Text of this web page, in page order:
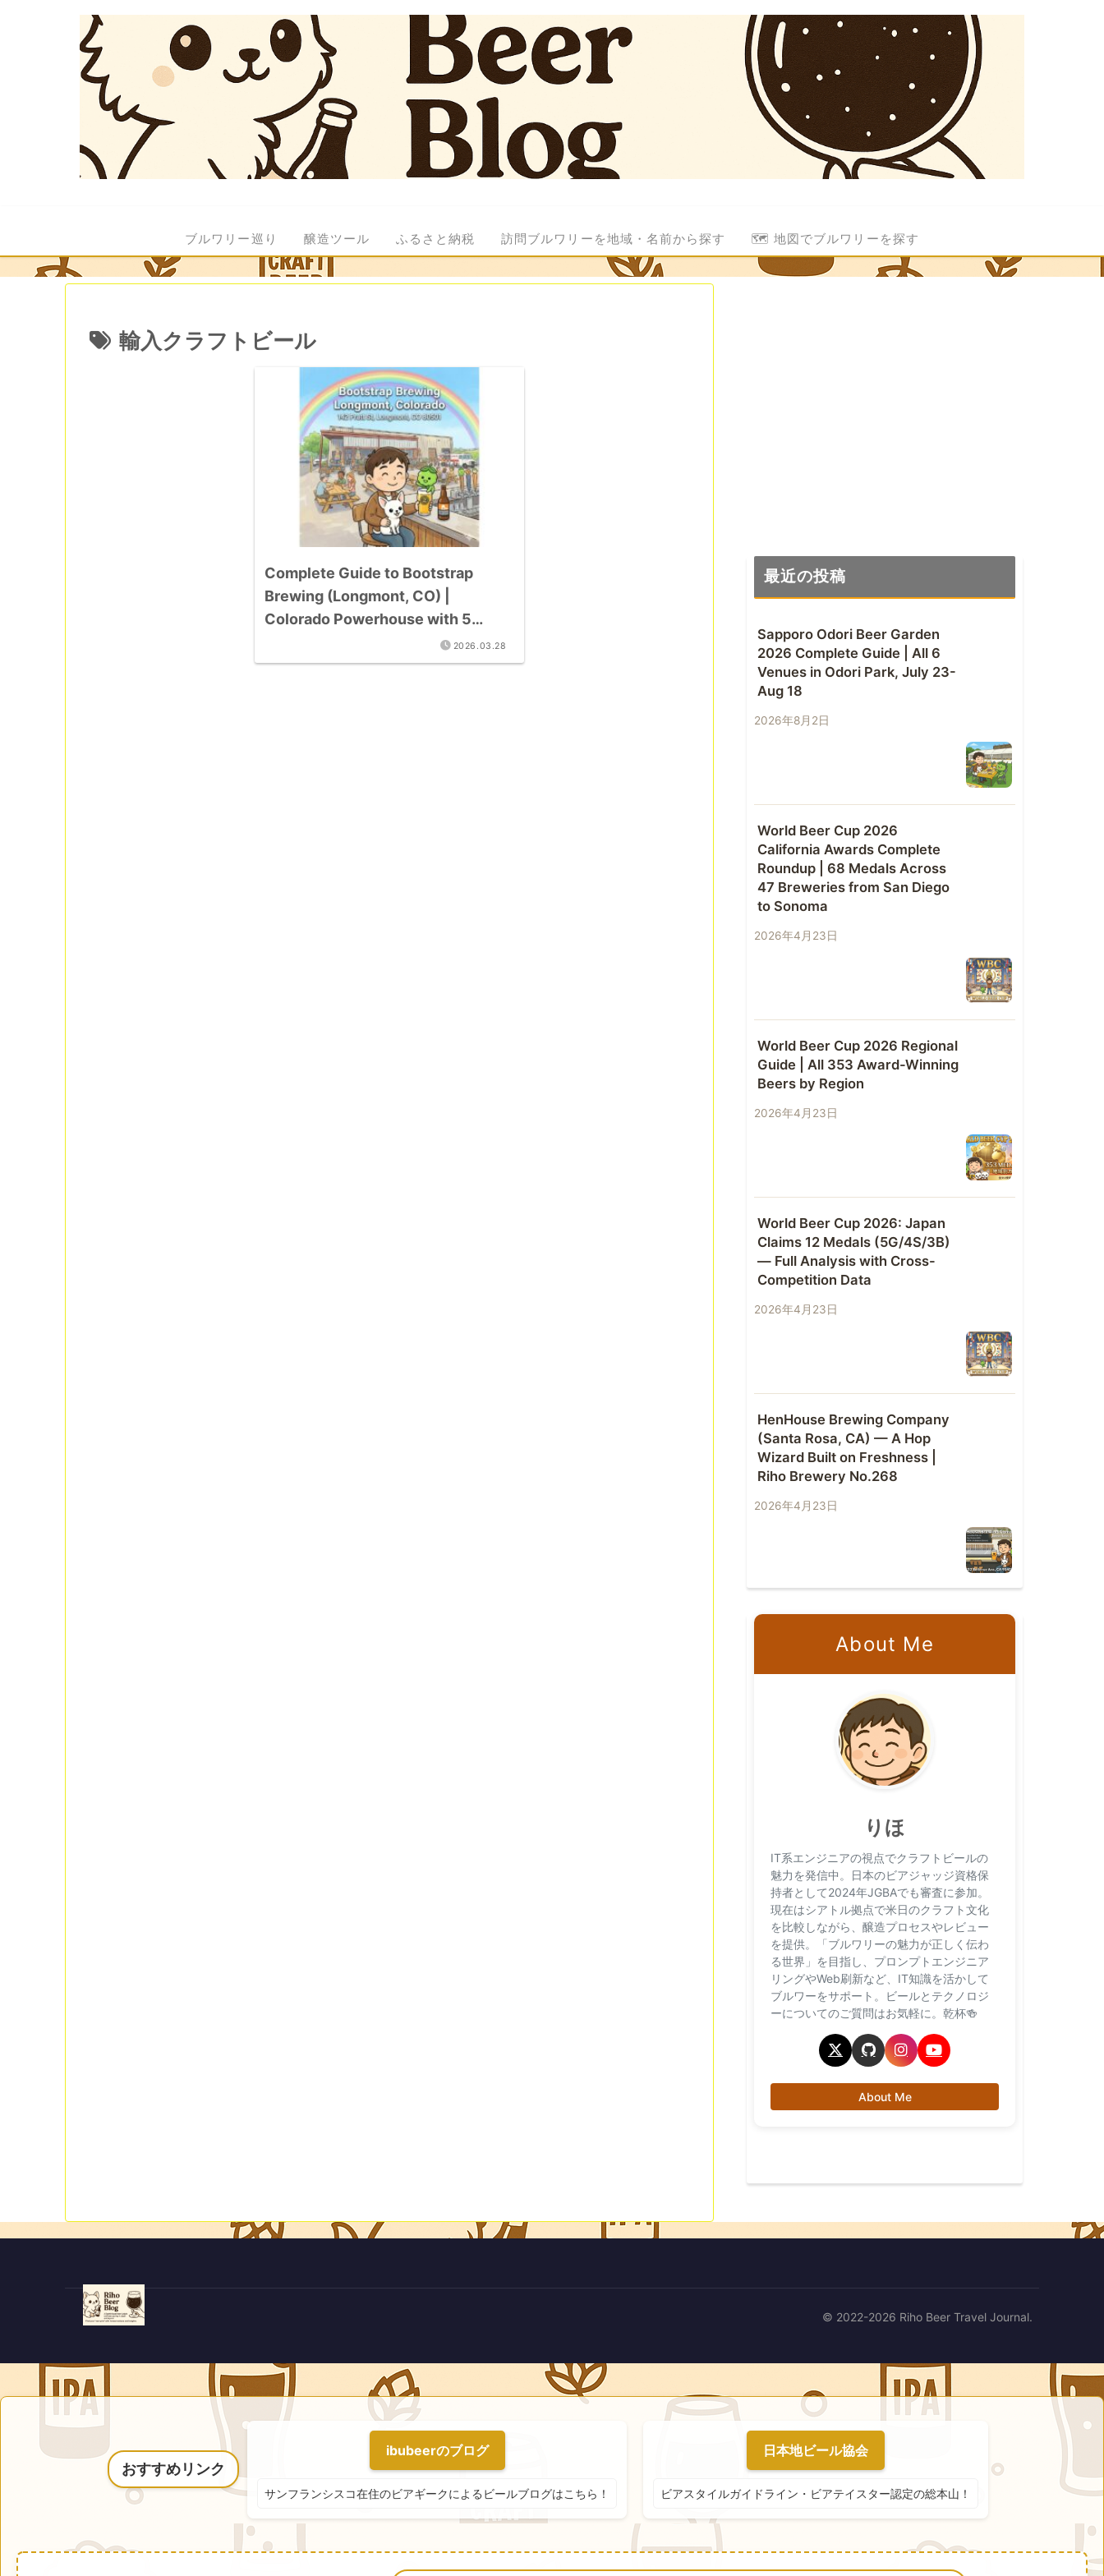
ブルワリー巡り 醸造ツール ふるさと納税 訪問ブルワリーを地域・名前から探す 🗺️ 地図でブルワリーを探す
輸入クラフトビール
Complete Guide to Bootstrap
Brewing (Longmont, CO) |
Colorado Powerhouse with 5
2026.03.28
最近の投稿
Sapporo Odori Beer Garden
2026 Complete Guide | All 6
Venues in Odori Park, July 23-
Aug 18
2026年8月2日
World Beer Cup 2026
California Awards Complete
Roundup | 68 Medals Across
47 Breweries from San Diego
to Sonoma
2026年4月23日
World Beer Cup 2026 Regional
Guide | All 353 Award-Winning
Beers by Region
2026年4月23日
World Beer Cup 2026: Japan
Claims 12 Medals (5G/4S/3B)
— Full Analysis with Cross-
Competition Data
2026年4月23日
HenHouse Brewing Company
(Santa Rosa, CA) — A Hop
Wizard Built on Freshness |
Riho Brewery No.268
2026年4月23日
About Me
りほ
IT系エンジニアの視点でクラフトビールの
魅力を発信中。日本のビアジャッジ資格保
持者として2024年JGBAでも審査に参加。
現在はシアトル拠点で米日のクラフト文化
を比較しながら、醸造プロセスやレビュー
を提供。「ブルワリーの魅力が正しく伝わ
る世界」を目指し、プロンプトエンジニア
リングやWeb刷新など、IT知識を活かして
ブルワーをサポート。ビールとテクノロジ
ーについてのご質問はお気軽に。乾杯🍻
About Me
© 2022-2026 Riho Beer Travel Journal.
おすすめリンク
ibubeerのブログ
サンフランシスコ在住のビアギークによるビールブログはこちら！
日本地ビール協会
ビアスタイルガイドライン・ビアテイスター認定の総本山！